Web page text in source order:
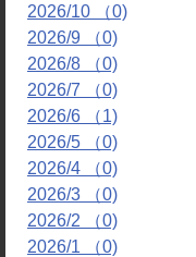
2026/10 （0)
2026/9 （0)
2026/8 （0)
2026/7 （0)
2026/6 （1)
2026/5 （0)
2026/4 （0)
2026/3 （0)
2026/2 （0)
2026/1 （0)